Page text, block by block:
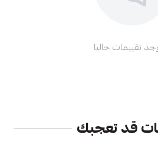
تقييمات حاليا
قد تعجبك